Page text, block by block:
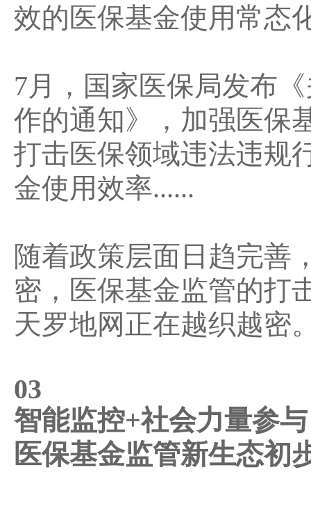
效的医保基金使用常态
7月，国家医保局发布
作的通知》，加强医保
打击医保领域违法违规
金使用效率......
随着政策层面日趋完善
密，医保基金监管的打
天罗地网正在越织越密
03
智能监控+社会力量参与
医保基金监管新生态初